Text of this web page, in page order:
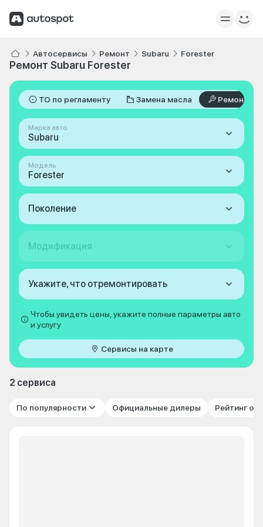
Автосервисы Ремонт Subaru Forester
Ремонт Subaru Forester
ТО по регламенту Замена масла Ремонт
Марка авто
Subaru
Модель
Forester
Поколение
Модификация
Укажите, что отремонтировать
Чтобы увидеть цены, укажите полные параметры авто
и услугу
Сервисы на карте
2 сервиса
По популярности Официальные дилеры Рейтинг